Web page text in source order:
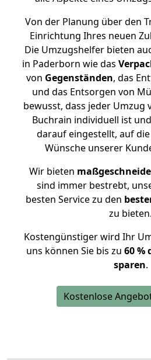
Von der Planung über den
Einrichtung Ihres neuen
Die Umzugshelfer bieten
in Paderborn wie das
von Gegenständen, das
und das Entsorgen von
bewusst, dass jeder Umzug
Buchrain individuell ist
darauf eingestellt, auf
Wünsche unserer
Wir bieten
sind immer bestrebt,
besten Service zu den
zu bieten.
Kostengünstiger wird Ihr
uns können Sie bis zu 60 %
sparen.
Kostenlose